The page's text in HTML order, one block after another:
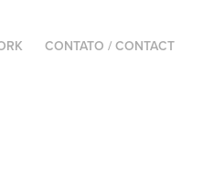
CONTATO / CONTACT